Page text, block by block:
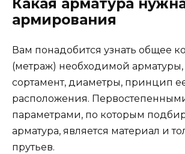
Какая арматура
армирования
Вам понадобится узнать общее
(метраж) необходимой арматуры,
сортамент, диаметры, принцип
расположения.
параметрами, по которым
арматура, является материал и
прутьев.